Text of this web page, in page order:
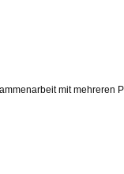
mit mehreren